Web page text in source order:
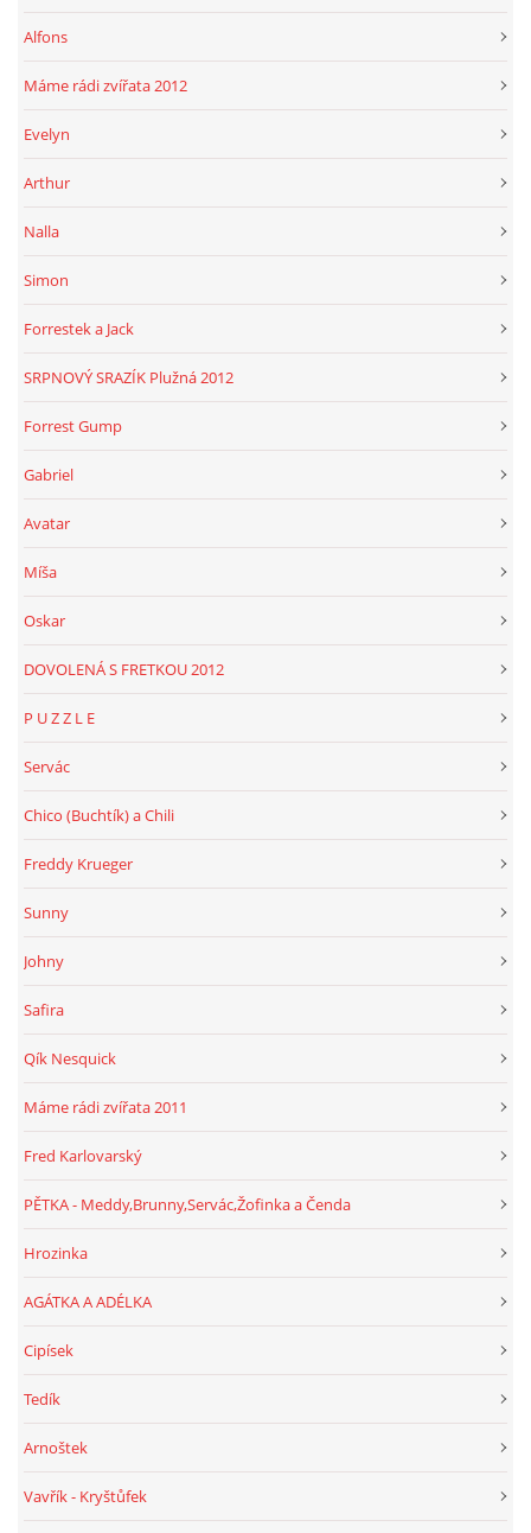
Alfons
Máme rádi zvířata 2012
Evelyn
Arthur
Nalla
Simon
Forrestek a Jack
SRPNOVÝ SRAZÍK Plužná 2012
Forrest Gump
Gabriel
Avatar
Míša
Oskar
DOVOLENÁ S FRETKOU 2012
P U Z Z L E
Servác
Chico (Buchtík) a Chili
Freddy Krueger
Sunny
Johny
Safira
Qík Nesquick
Máme rádi zvířata 2011
Fred Karlovarský
PĚTKA - Meddy,Brunny,Servác,Žofinka a Čenda
Hrozinka
AGÁTKA A ADÉLKA
Cipísek
Tedík
Arnoštek
Vavřík - Kryštůfek